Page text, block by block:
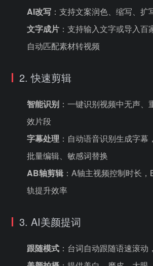
AI改写 ：支持文案润色、缩写、扩
文字成片 ：支持输入文字或导入百
自动匹配素材转视频
2. 快速剪辑
智能识别 ：一键识别视频中无声
效片段
字幕处理 ：自动语音识别生成字幕
批量编辑、敏感词替换
AB轴剪辑 ：A轴主视频控制时长
轨提升效率
3. AI美颜提词
跟随模式 ：台词自动跟随语速滚